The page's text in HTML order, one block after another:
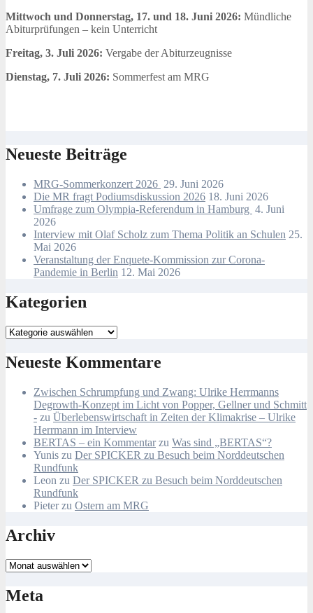
Mittwoch und Donnerstag, 17. und 18. Juni 2026: Mündliche
Abiturprüfungen – kein Unterricht
Freitag, 3. Juli 2026: Vergabe der Abiturzeugnisse
Dienstag, 7. Juli 2026: Sommerfest am MRG
Neueste Beiträge
MRG-Sommerkonzert 2026 29. Juni 2026
Die MR fragt Podiumsdiskussion 2026 18. Juni 2026
Umfrage zum Olympia-Referendum in Hamburg 4. Juni
2026
Interview mit Olaf Scholz zum Thema Politik an Schulen 25.
Mai 2026
Veranstaltung der Enquete-Kommission zur Corona-
Pandemie in Berlin 12. Mai 2026
Kategorien
Kategorien
Neueste Kommentare
Zwischen Schrumpfung und Zwang: Ulrike Herrmanns
Degrowth-Konzept im Licht von Popper, Gellner und Schmitt
- zu Überlebenswirtschaft in Zeiten der Klimakrise – Ulrike
Herrmann im Interview
BERTAS – ein Kommentarzu Was sind „BERTAS“?
Yunis zu Der SPICKER zu Besuch beim Norddeutschen
Rundfunk
Leon zu Der SPICKER zu Besuch beim Norddeutschen
Rundfunk
Pieterzu Ostern am MRG
Archiv
Archiv
Meta